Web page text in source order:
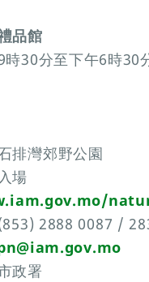
品館
時30分至下午6時30
排灣郊野公園
場
2888 0087 /
政署